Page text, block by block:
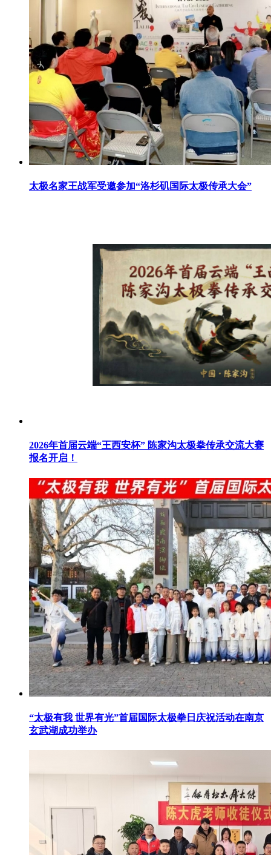
太极名家王战军受邀参加“洛杉矶国际太极传承大会”
2026年首届云端“王西安杯” 陈家沟太极拳传承交流大赛
报名开启！
“太极有我 世界有光”首届国际太极拳日庆祝活动在南京
玄武湖成功举办